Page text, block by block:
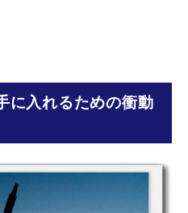
に入れるための衝動